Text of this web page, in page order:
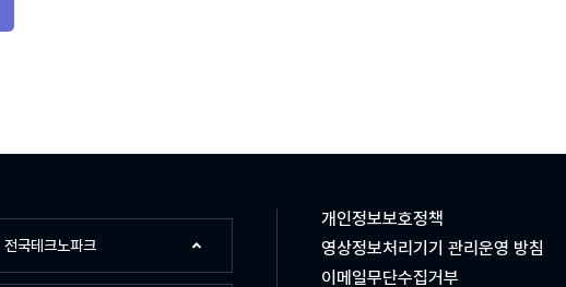
전국테크노파크
개인정보보호정책
영상정보처리기기 관리운영 방침
이메일무단수집거부